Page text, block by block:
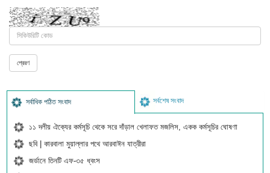
সর্বাধিক পঠিত সংবাদ সর্বশেষ সংবাদ
১১ দলীয় ঐক্যের কর্মসূচি থেকে সরে দাঁড়াল খেলাফত মজলিস, একক কর্মসূচির ঘোষণা
ছবি | কারবালা মুয়াল্লার পথে আরবাঈন যাত্রীরা
জর্ডানে তিনটি এফ-৩৫ ধ্বংস